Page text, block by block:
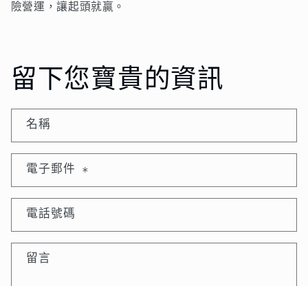
險營運，讓起頭就贏。
留下您寶貴的資訊
名稱
電子郵件 *
電話號碼
留言